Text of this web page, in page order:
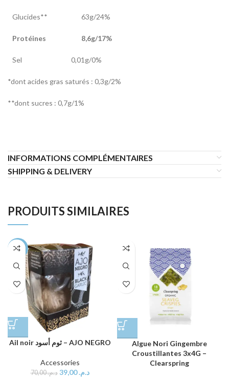
Glucides** 63g/24%
Protéines 8,6g/17%
Sel 0,01g/0%
*dont acides gras saturés : 0,3g/2%
**dont sucres : 0,7g/1%
INFORMATIONS COMPLÉMENTAIRES
SHIPPING & DELIVERY
PRODUITS SIMILAIRES
-44%
Ail noir ثوم أسود – AJO NEGRO
Accessories
د.م.70,00 د.م.39,00
Algue Nori Gingembre
Croustillantes 3x4G –
Clearspring